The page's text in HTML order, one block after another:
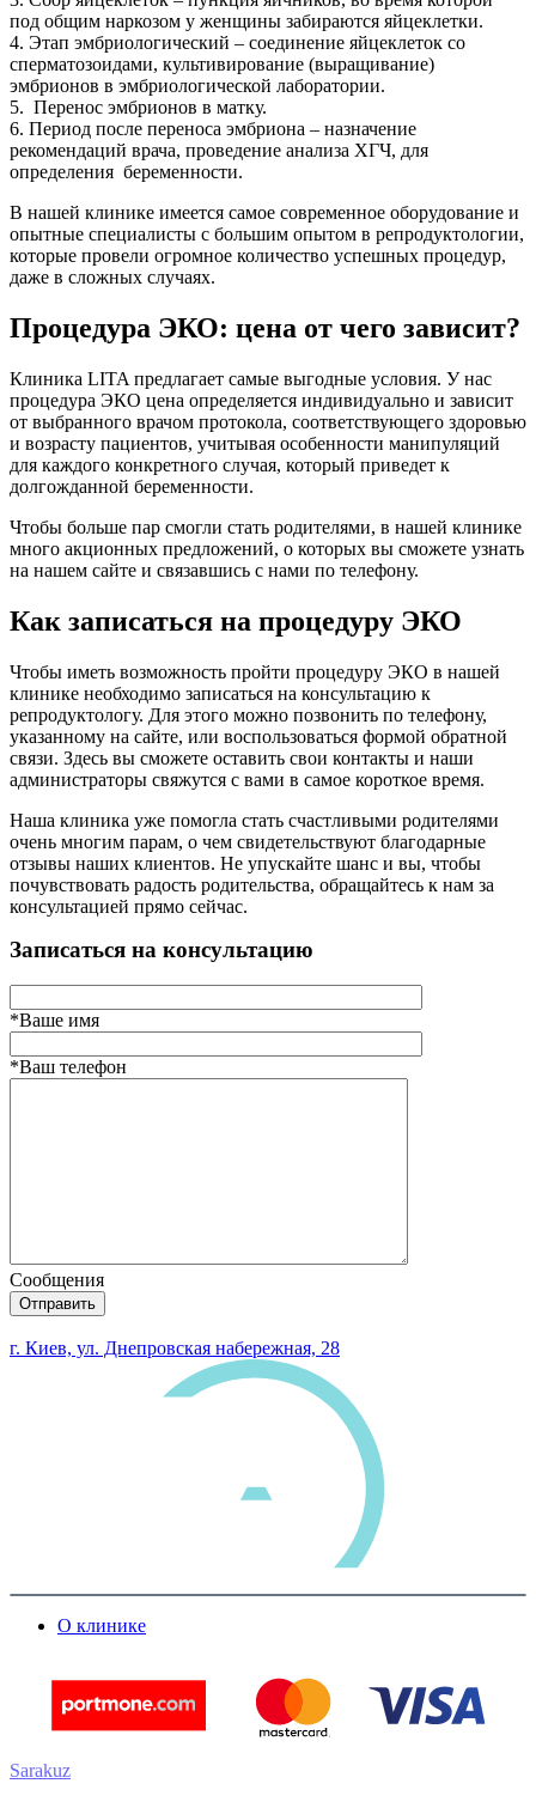
под общим наркозом у женщины забираются яйцеклетки.
4. Этап эмбриологический – соединение яйцеклеток со
сперматозоидами, культивирование (выращивание)
эмбрионов в эмбриологической лаборатории.
5. Перенос эмбрионов в матку.
6. Период после переноса эмбриона – назначение
рекомендаций врача, проведение анализа ХГЧ, для
определения беременности.
В нашей клинике имеется самое современное оборудование и
опытные специалисты с большим опытом в репродуктологии,
которые провели огромное количество успешных процедур,
даже в сложных случаях.
Процедура ЭКО: цена от чего зависит?
Клиника LITA предлагает самые выгодные условия. У нас
процедура ЭКО цена определяется индивидуально и зависит
от выбранного врачом протокола, соответствующего здоровью
и возрасту пациентов, учитывая особенности манипуляций
для каждого конкретного случая, который приведет к
долгожданной беременности.
Чтобы больше пар смогли стать родителями, в нашей клинике
много акционных предложений, о которых вы сможете узнать
на нашем сайте и связавшись с нами по телефону.
Как записаться на процедуру ЭКО
Чтобы иметь возможность пройти процедуру ЭКО в нашей
клинике необходимо записаться на консультацию к
репродуктологу. Для этого можно позвонить по телефону,
указанному на сайте, или воспользоваться формой обратной
связи. Здесь вы сможете оставить свои контакты и наши
администраторы свяжутся с вами в самое короткое время.
Наша клиника уже помогла стать счастливыми родителями
очень многим парам, о чем свидетельствуют благодарные
отзывы наших клиентов. Не упускайте шанс и вы, чтобы
почувствовать радость родительства, обращайтесь к нам за
консультацией прямо сейчас.
Записаться на консультацию
*Ваше имя
*Ваш телефон
Сообщения
г. Киев, ул. Днепровская набережная, 28
О клинике
Sarakuz